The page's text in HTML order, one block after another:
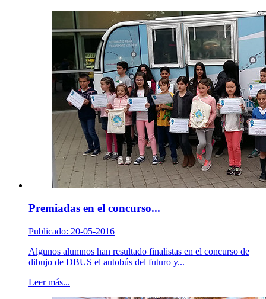
Premiadas en el concurso...
Publicado: 20-05-2016
Algunos alumnos han resultado finalistas en el concurso de
dibujo de DBUS el autobús del futuro y...
Leer más...